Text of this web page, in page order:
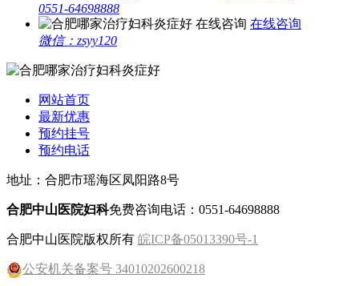
0551-64698888
在线咨询
微信：zsyy120
网站首页
最新优惠
预约挂号
预约电话
地址：合肥市瑶海区凤阳路8号
合肥中山医院妇科免费咨询电话：0551-64698888
合肥中山医院版权所有 皖ICP备05013390号-1
公安机关备案号 34010202600218